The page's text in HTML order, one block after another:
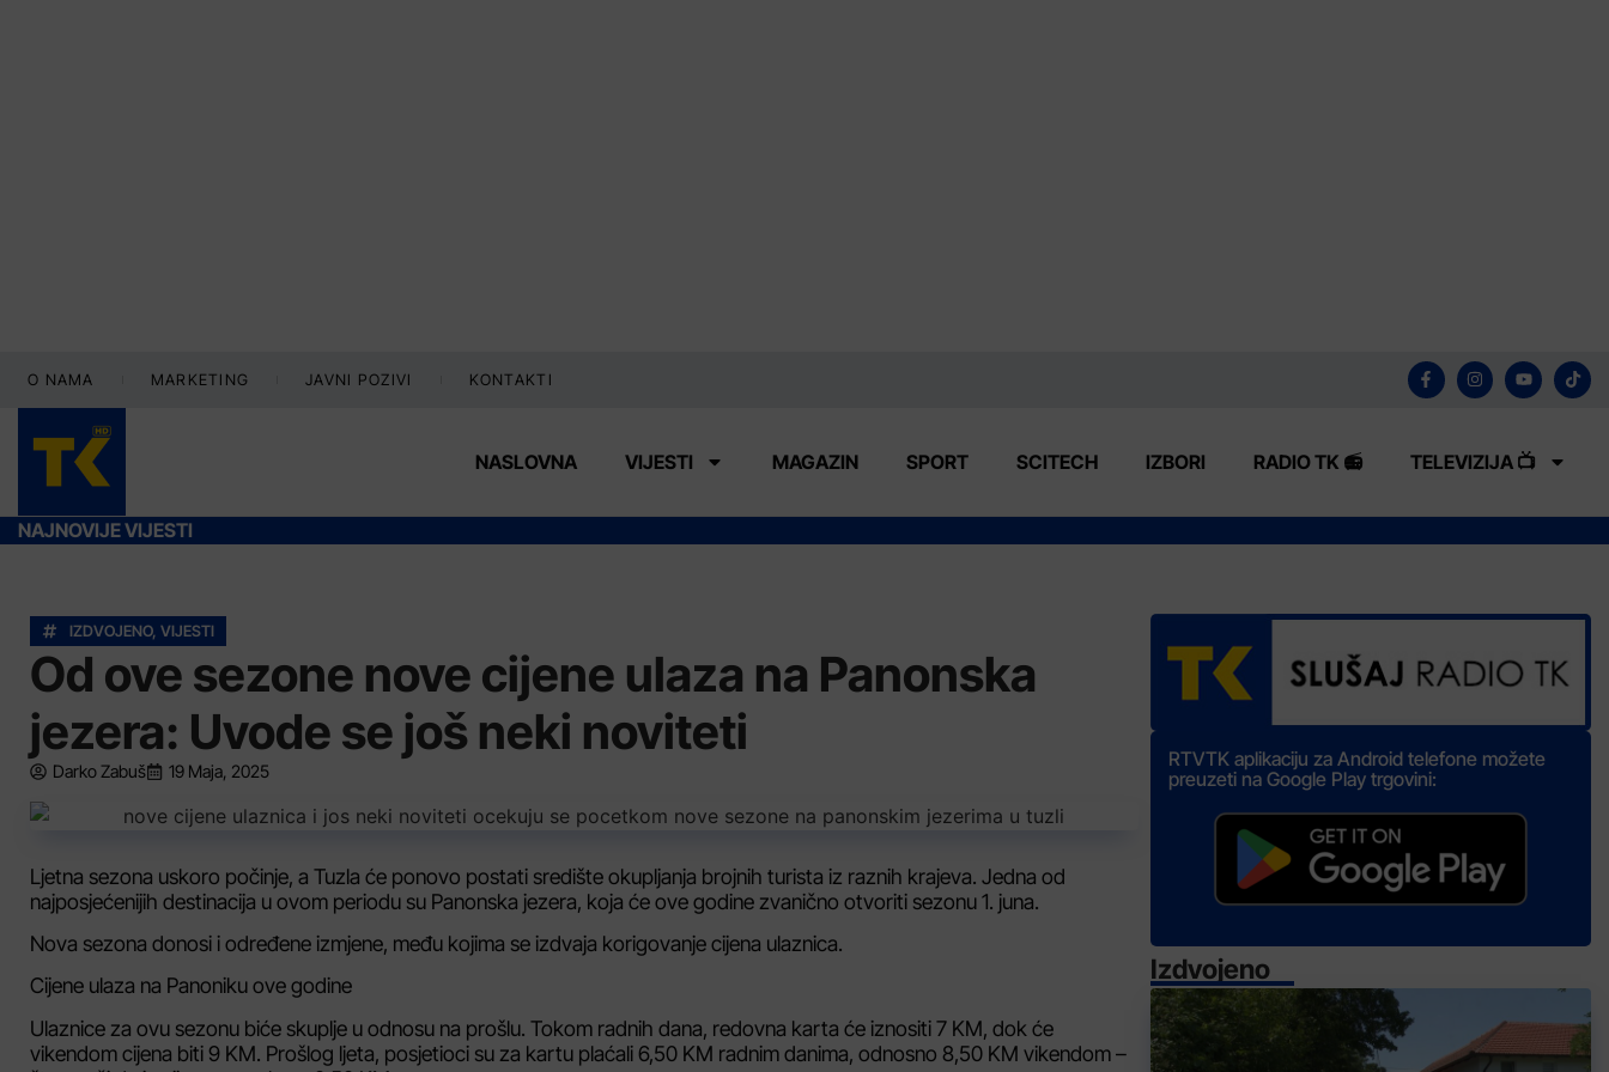
O NAMA MARKETING JAVNI POZIVI KONTAKTI
NASLOVNA VIJESTI MAGAZIN SPORT SCITECH IZBORI RADIO TK 📻 TELEVIZIJA 📺
NAJNOVIJE VIJESTI
IZDVOJENO, VIJESTI
Od ove sezone nove cijene ulaza na Panonska
jezera: Uvode se još neki noviteti
Darko Zabuš 19 Maja, 2025
Ljetna sezona uskoro počinje, a Tuzla će ponovo postati središte okupljanja brojnih turista iz raznih krajeva. Jedna od
najposjećenijih destinacija u ovom periodu su Panonska jezera, koja će ove godine zvanično otvoriti sezonu 1. juna.
Nova sezona donosi i određene izmjene, među kojima se izdvaja korigovanje cijena ulaznica.
Cijene ulaza na Panoniku ove godine
Ulaznice za ovu sezonu biće skuplje u odnosu na prošlu. Tokom radnih dana, redovna karta će iznositi 7 KM, dok će
vikendom cijena biti 9 KM. Prošlog ljeta, posjetioci su za kartu plaćali 6,50 KM radnim danima, odnosno 8,50 KM vikendom –
RTVTK aplikaciju za Android telefone možete
preuzeti na Google Play trgovini:
Izdvojeno